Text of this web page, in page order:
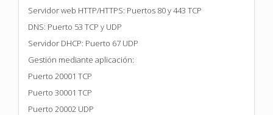
Servidor web HTTP/HTTPS: Puertos 80 y 443 TCP
DNS: Puerto 53 TCP y UDP
Servidor DHCP: Puerto 67 UDP
Gestión mediante aplicación:
Puerto 20001 TCP
Puerto 30001 TCP
Puerto 20002 UDP